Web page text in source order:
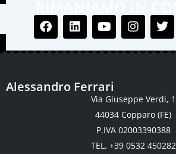
Alessandro Ferrari
Via Giuseppe Verdi, 1
44034 Copparo (FE)
P.IVA 02003390388
TEL. +39 0532 450282